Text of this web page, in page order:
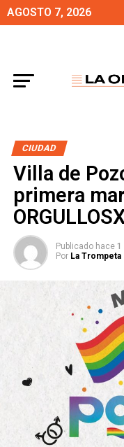
AGOSTO 7, 2026
CIUDAD
Villa de
primera
Publicado hace 1
Por La Trompeta